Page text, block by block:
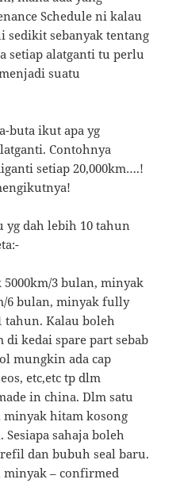
Schedule ni kalau
sedikit sebanyak tentang
setiap alatganti tu perlu
suatu
buta ikut apa yg
Contohnya
setiap 20,000km….!
yg dah lebih 10 tahun
3 bulan, minyak
6 bulan, minyak fully
tahun. Kalau boleh
kedai spare part sebab
mungkin ada cap
etc,etc tp dlm
in china. Dlm satu
hitam kosong
sahaja boleh
dan bubuh seal baru.
minyak – confirmed